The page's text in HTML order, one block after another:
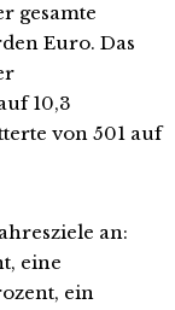
gesamte
Euro. Das
10,3
von 501 auf
an:
eine
ein